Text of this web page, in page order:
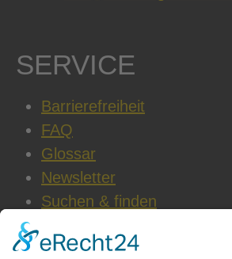
SERVICE
Barrierefreiheit
FAQ
Glossar
Newsletter
Suchen & finden